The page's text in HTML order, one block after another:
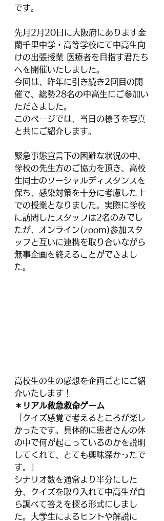
です。
先月2月20日に大阪府にあります金
蘭千里中学・高等学校にて中高生向
けの出張授業 医療者を目指す君たち
へを開催いたしました。
今回は、昨年に引き続き2回目の開
催で、総勢28名の中高生にご参加い
ただきました。
このページでは、当日の様子を写真
と共にご紹介します。
緊急事態宣言下の困難な状況の中、
学校の先生方のご協力を頂き、高校
生同士のソーシャルディスタンスを
保ち、感染対策を十分に考慮した上
での授業となりました。実際に学校
に訪問したスタッフは2名のみでし
たが、オンライン(zoom)参加スタ
ッフと互いに連携を取り合いながら
無事企画を終えることができまし
た。
高校生の生の感想を企画ごとにご紹
介いたします！
＊リアル救急救命ゲーム
「クイズ感覚で考えるところが楽し
かったです。具体的に患者さんの体
の中で何が起こっているのかを説明
してくれて、とても興味深かったで
す。｣
シナリオ数を通常より半分にした
分、クイズを取り入れて中高生が自
ら調べて答えを探る形式にしまし
た。大学生によるヒントや解説に